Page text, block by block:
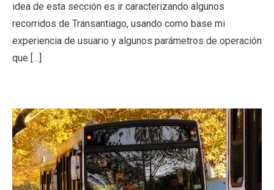
idea de esta sección es ir caracterizando algunos
recorridos de Transantiago, usando como base mi
experiencia de usuario y algunos parámetros de operación
que […]